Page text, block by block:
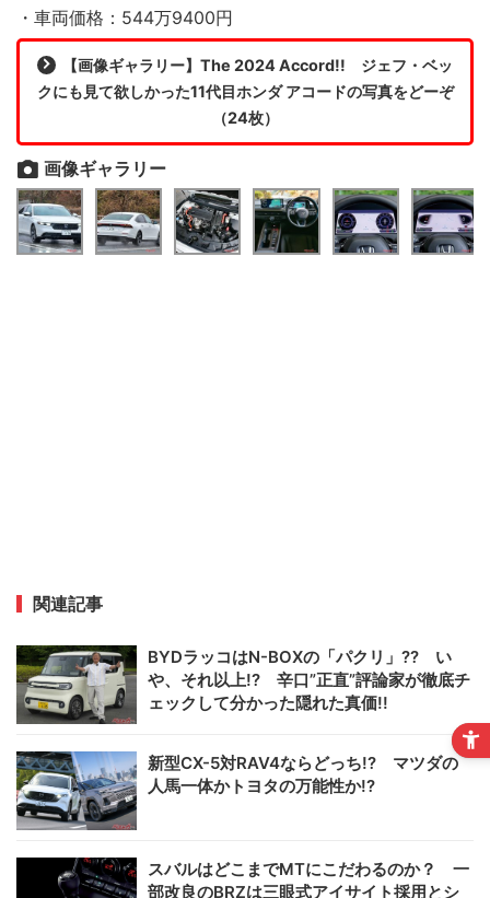
・車両価格：544万9400円
【画像ギャラリー】The 2024 Accord!! ジェフ・ベッ
クにも見て欲しかった11代目ホンダ アコードの写真をどーぞ
（24枚）
画像ギャラリー
関連記事
BYDラッコはN-BOXの「パクリ」?? い
や、それ以上!? 辛口”正直”評論家が徹底チ
ェックして分かった隠れた真価!!
新型CX-5対RAV4ならどっち!? マツダの
人馬一体かトヨタの万能性か!?
スバルはどこまでMTにこだわるのか？ 一
部改良のBRZは三眼式アイサイト採用とシ